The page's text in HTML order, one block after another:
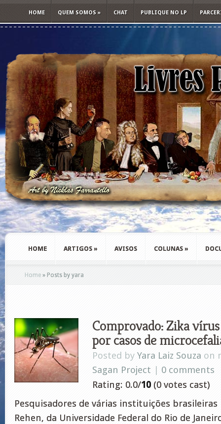
HOME QUEM SOMOS » CHAT PUBLIQUE NO LP
HOME ARTIGOS » AVISOS COLUNAS »
Home » Posts by yara
Comprovado: Zika
por casos de
Posted by Yara Laiz Souza on
Sagan Project | 0 comments
Rating: 0.0/10 (0 votes cast)
Pesquisadores de várias instituições
Rehen, da Universidade Federal do Rio de